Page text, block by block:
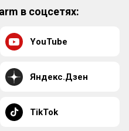
в соцсетях:
YouTube
Яндекс.Дзен
TikTok